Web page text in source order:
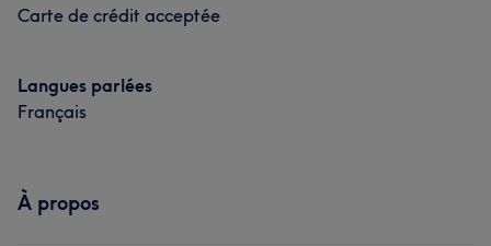
Carte de crédit acceptée
Langues parlées
Français
À propos